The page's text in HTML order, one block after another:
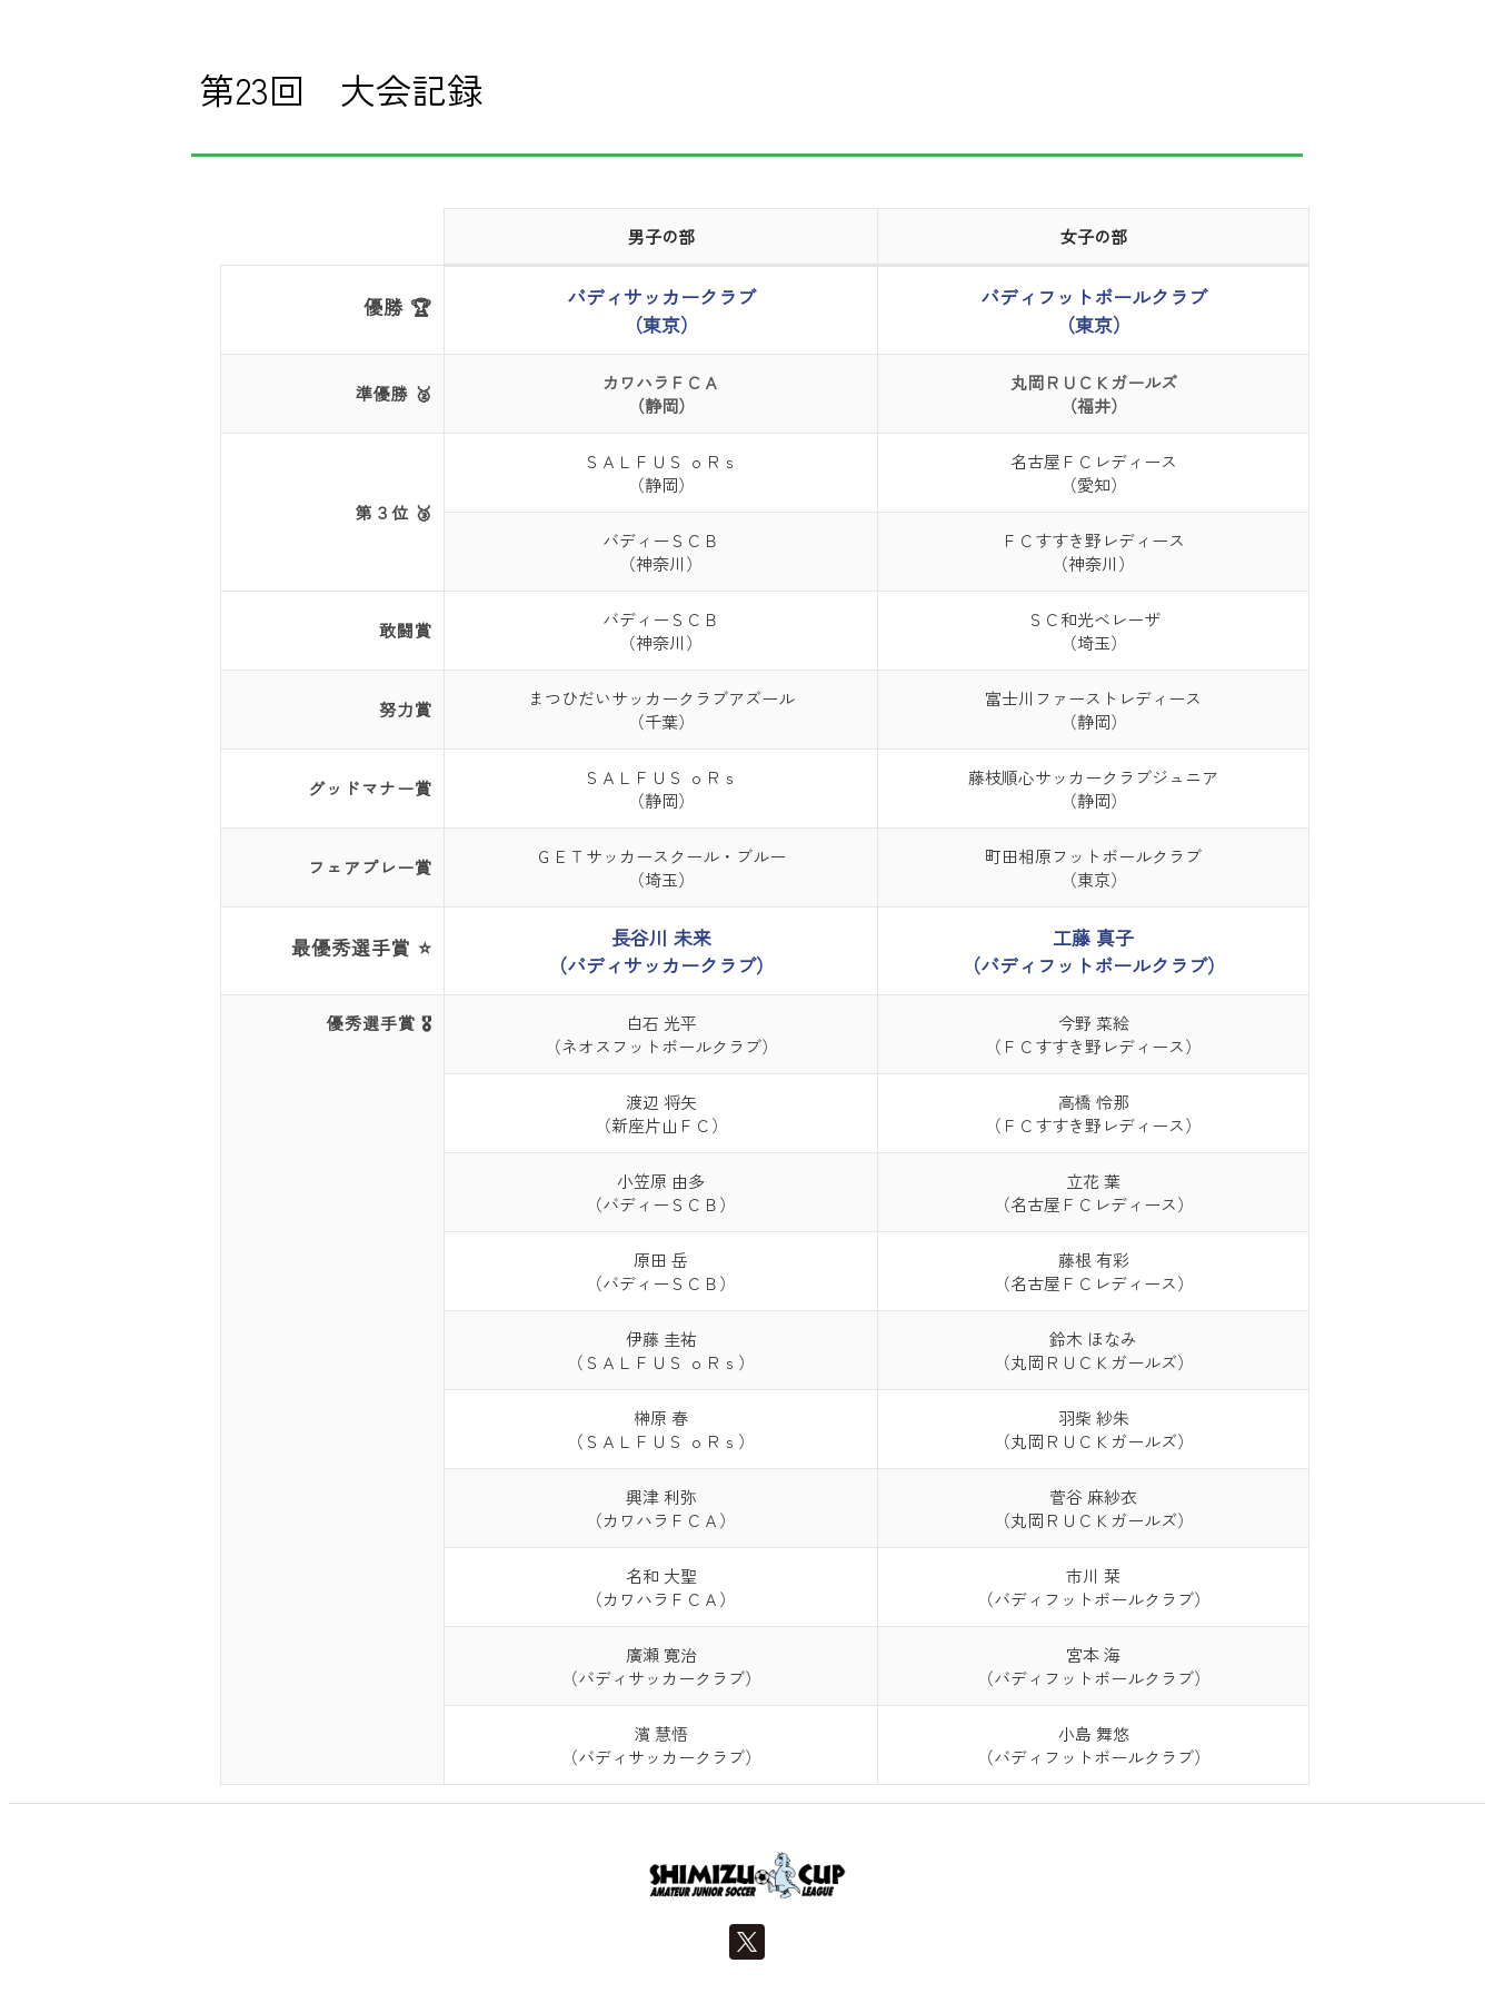
第23回 大会記録
男子の部 女子の部
優勝 🏆
バディサッカークラブ
（東京）
バディフットボールクラブ
（東京）
準優勝 🥈
カワハラＦＣＡ
（静岡）
丸岡ＲＵＣＫガールズ
（福井）
第３位 🥉
ＳＡＬＦＵＳ ｏＲｓ
（静岡）
名古屋ＦＣレディース
（愛知）
バディーＳＣＢ
（神奈川）
ＦＣすすき野レディース
（神奈川）
敢闘賞
バディーＳＣＢ
（神奈川）
ＳＣ和光ベレーザ
（埼玉）
努力賞
まつひだいサッカークラブアズール
（千葉）
富士川ファーストレディース
（静岡）
グッドマナー賞
ＳＡＬＦＵＳ ｏＲｓ
（静岡）
藤枝順心サッカークラブジュニア
（静岡）
フェアプレー賞
ＧＥＴサッカースクール・ブルー
（埼玉）
町田相原フットボールクラブ
（東京）
最優秀選手賞 ⭐
長谷川 未来
（バディサッカークラブ）
工藤 真子
（バディフットボールクラブ）
優秀選手賞 🎖️
白石 光平
（ネオスフットボールクラブ）
今野 菜絵
（ＦＣすすき野レディース）
渡辺 将矢
（新座片山ＦＣ）
高橋 怜那
（ＦＣすすき野レディース）
小笠原 由多
（バディーＳＣＢ）
立花 葉
（名古屋ＦＣレディース）
原田 岳
（バディーＳＣＢ）
藤根 有彩
（名古屋ＦＣレディース）
伊藤 圭祐
（ＳＡＬＦＵＳ ｏＲｓ）
鈴木 ほなみ
（丸岡ＲＵＣＫガールズ）
榊原 春
（ＳＡＬＦＵＳ ｏＲｓ）
羽柴 紗朱
（丸岡ＲＵＣＫガールズ）
興津 利弥
（カワハラＦＣＡ）
菅谷 麻紗衣
（丸岡ＲＵＣＫガールズ）
名和 大聖
（カワハラＦＣＡ）
市川 栞
（バディフットボールクラブ）
廣瀬 寛治
（バディサッカークラブ）
宮本 海
（バディフットボールクラブ）
濱 慧悟
（バディサッカークラブ）
小島 舞悠
（バディフットボールクラブ）